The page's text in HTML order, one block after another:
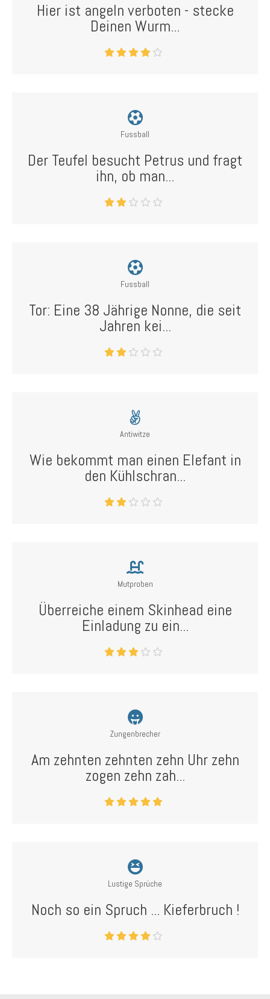
Hier ist angeln verboten - stecke
Deinen Wurm...
Fussball
Der Teufel besucht Petrus und fragt
ihn, ob man...
Fussball
Tor: Eine 38 Jährige Nonne, die seit
Jahren kei...
Antiwitze
Wie bekommt man einen Elefant in
den Kühlschran...
Mutproben
Überreiche einem Skinhead eine
Einladung zu ein...
Zungenbrecher
Am zehnten zehnten zehn Uhr zehn
zogen zehn zah...
Lustige Sprüche
Noch so ein Spruch ... Kieferbruch !